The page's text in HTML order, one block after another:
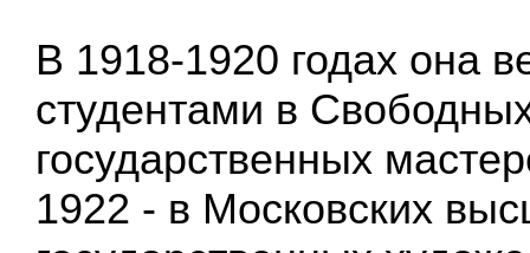
В 1918-1920 годах она
студентами в
государственных
1922 - в Московских